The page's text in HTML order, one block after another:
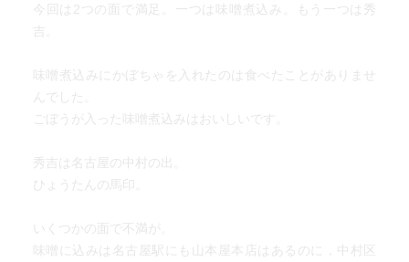
今回は2つの面で満足。一つは味噌煮込み。もう一つは秀
吉。
味噌煮込みにかぼちゃを入れたのは食べたことがありませ
んでした。
ごぼうが入った味噌煮込みはおいしいです。
秀吉は名古屋の中村の出。
ひょうたんの馬印。
いくつかの面で不満が。
味噌に込みは名古屋駅にも山本屋本店はあるのに，中村区